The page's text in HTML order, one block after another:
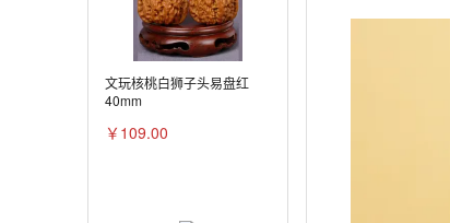
文玩核桃白狮子头易盘红
40mm
￥109.00